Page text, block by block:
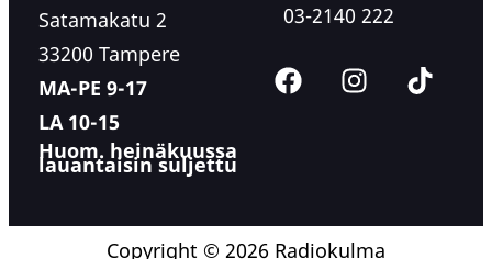
Satamakatu 2
33200 Tampere
MA-PE 9-17
LA 10-15
Huom. heinäkuussa
lauantaisin suljettu
03-2140 222
Copyright © 2026 Radiokulma